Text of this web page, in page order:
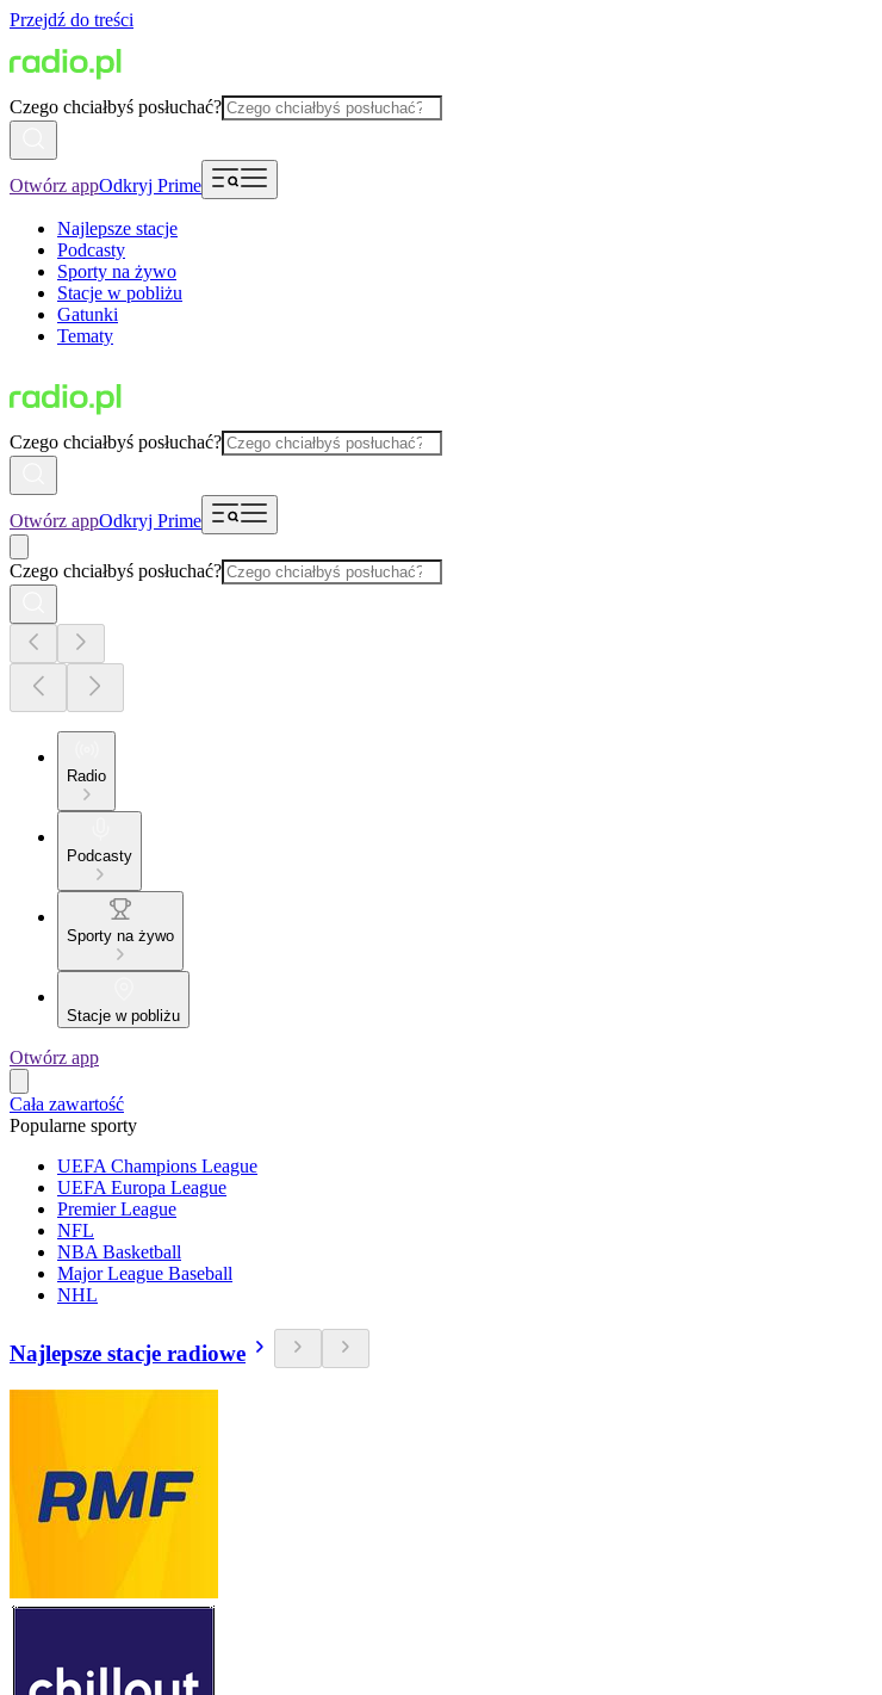
Przejdź do treści
Czego chciałbyś posłuchać?
Otwórz appOdkryj Prime
Najlepsze stacje
Podcasty
Sporty na żywo
Stacje w pobliżu
Gatunki
Tematy
Czego chciałbyś posłuchać?
Otwórz appOdkryj Prime
Czego chciałbyś posłuchać?
Radio
Podcasty
Sporty na żywo
Stacje w pobliżu
Otwórz app
Cała zawartość
Popularne sporty
UEFA Champions League
UEFA Europa League
Premier League
NFL
NBA Basketball
Major League Baseball
NHL
Najlepsze stacje radiowe